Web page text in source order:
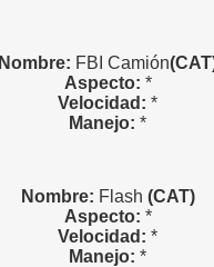
Nombre: FBI Camión
Aspecto: *
Velocidad: *
Manejo: *
Nombre: Flash (CAT)
Aspecto: *
Velocidad: *
Manejo: *